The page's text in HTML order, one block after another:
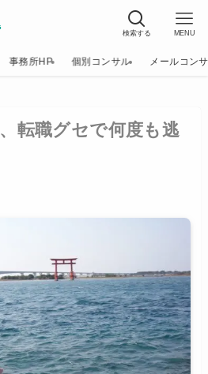
検索する MENU
事務所HP 個別コンサル メールコン
転職グセで何度も逃